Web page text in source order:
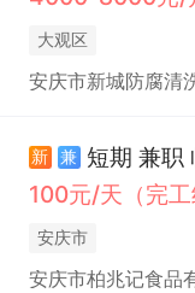
大观区
安庆市新城防腐清
新 兼 短期 兼职
100元/天（完工
安庆市
安庆市柏兆记食品